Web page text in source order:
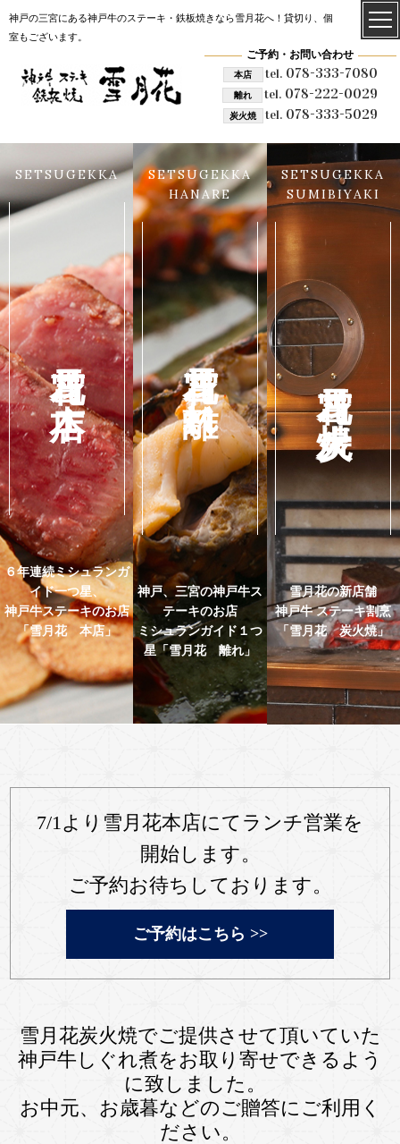
神戸の三宮にある神戸牛のステーキ・鉄板焼きなら雪月花へ！貸切り、個
室もございます。
ご予約・お問い合わせ
本店 tel.078-333-7080
離れ tel. 078-222-0029
炭火焼 tel.078-333-5029
SETSUGEKKA
雪月花 本店
６年連続ミシュランガ
イド一つ星、
神戸牛ステーキのお店
「雪月花 本店」
SETSUGEKKA
HANARE
雪月花 離れ
神戸、三宮の神戸牛ス
テーキのお店
ミシュランガイド１つ
星「雪月花 離れ」
SETSUGEKKA
SUMIBIYAKI
雪月花 炭火焼
雪月花の新店舗
神戸牛 ステーキ割烹
「雪月花 炭火焼」
7/1より雪月花本店にてランチ営業を
開始します。
ご予約お待ちしております。
ご予約はこちら >>
雪月花炭火焼でご提供させて頂いていた
神戸牛しぐれ煮をお取り寄せできるよう
に致しました。
お中元、お歳暮などのご贈答にご利用く
ださい。